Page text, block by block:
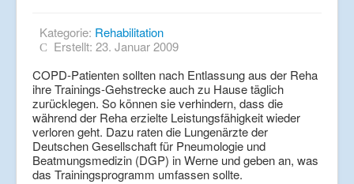
Kategorie: Rehabilitation
Erstellt: 23. Januar 2009
COPD-Patienten sollten nach Entlassung aus der Reha
ihre Trainings-Gehstrecke auch zu Hause täglich
zurücklegen. So können sie verhindern, dass die
während der Reha erzielte Leistungsfähigkeit wieder
verloren geht. Dazu raten die Lungenärzte der
Deutschen Gesellschaft für Pneumologie und
Beatmungsmedizin (DGP) in Werne und geben an, was
das Trainingsprogramm umfassen sollte.